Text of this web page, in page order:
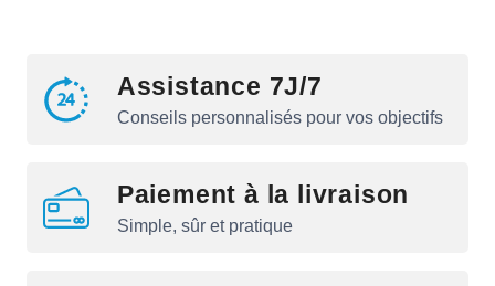
Assistance 7J/7
Conseils personnalisés pour vos objectifs
Paiement à la livraison
Simple, sûr et pratique